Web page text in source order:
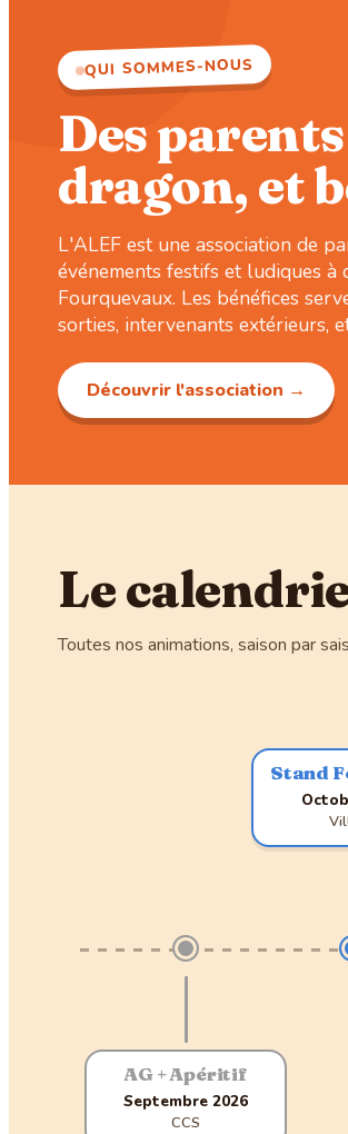
QUI SOMMES-NOUS
Des
dragon, et
L'ALEF est une association de
événements festifs et ludiques
Fourquevaux. Les bénéfices
sorties, intervenants extérieurs,
Découvrir l'association →
Le
Toutes nos animations, saison par
AG + Apéritif
Septembre 2026
CCS
Stand